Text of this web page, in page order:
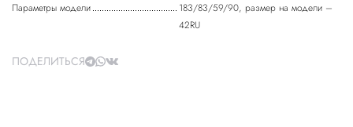
Параметры модели
183/83/59/90, размер на модели –
42RU
ПОДЕЛИТЬСЯ